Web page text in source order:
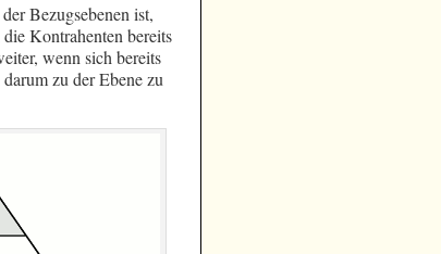
Bezugsebenen ist,
Kontrahenten bereits
wenn sich bereits
zu der Ebene zu